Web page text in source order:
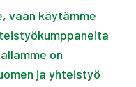
vaan käytämme
on
ja yhteistyö